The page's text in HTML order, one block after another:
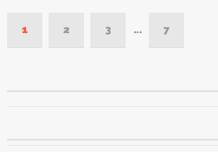
1 2 3 … 7